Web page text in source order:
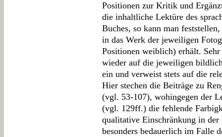
Positionen zur Kritik und
die inhaltliche Lektüre des
Buches, so kann man
in das Werk der jeweiligen
Positionen weiblich) erhält.
wieder auf die jeweiligen
ein und verweist stets auf die
Hier stechen die Beiträge zu
(vgl. 53-107), wohingegen der
(vgl. 129ff.) die fehlende
qualitative Einschränkung in
besonders bedauerlich im Falle